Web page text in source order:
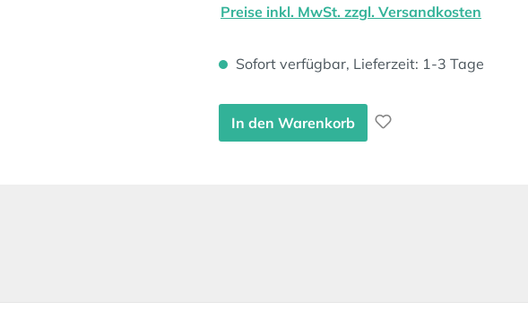
Preise inkl. MwSt. zzgl. Versandkosten
Sofort verfügbar, Lieferzeit: 1-3 Tage
In den Warenkorb